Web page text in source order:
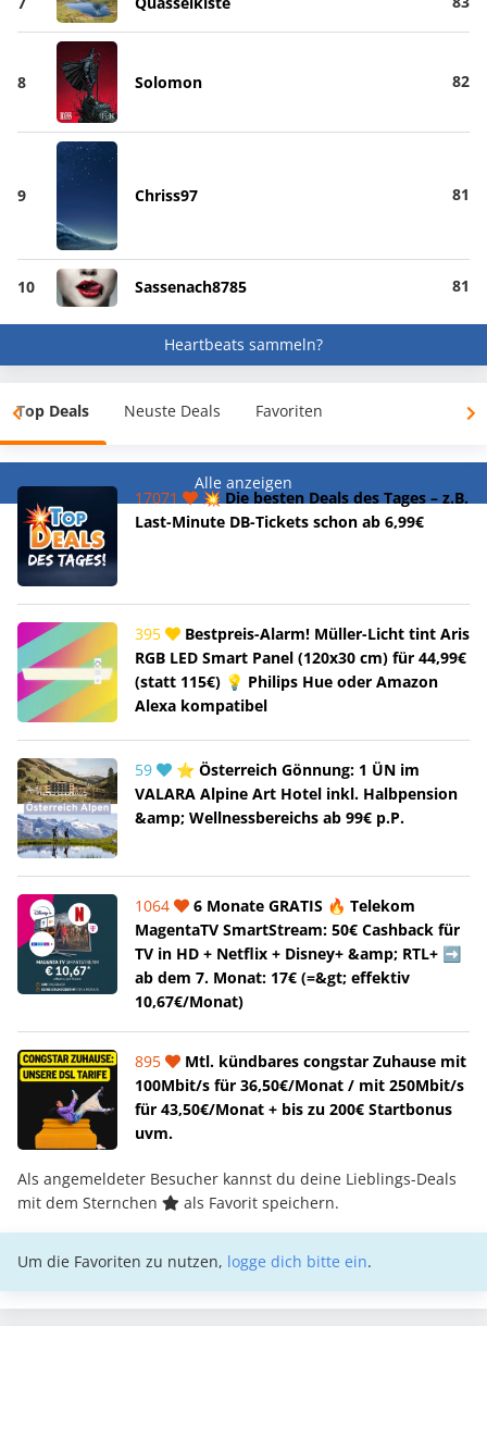
8 Solomon 82
9 Chriss97 81
10 Sassenach8785 81
Heartbeats sammeln?
Top Deals Neuste Deals Favoriten
Alle anzeigen
17071
💥 Die besten Deals des Tages – z.B.
Last-Minute DB-Tickets schon ab 6,99€
395
Bestpreis-Alarm! Müller-Licht tint Aris
RGB LED Smart Panel (120x30 cm) für 44,99€
(statt 115€) 💡 Philips Hue oder Amazon
Alexa kompatibel
59
⭐ Österreich Gönnung: 1 ÜN im
VALARA Alpine Art Hotel inkl. Halbpension
&amp; Wellnessbereichs ab 99€ p.P.
1064
6 Monate GRATIS 🔥 Telekom
MagentaTV SmartStream: 50€ Cashback für
TV in HD + Netflix + Disney+ &amp; RTL+ ➡️
ab dem 7. Monat: 17€ (=&gt; effektiv
10,67€/Monat)
895
Mtl. kündbares congstar Zuhause mit
100Mbit/s für 36,50€/Monat / mit 250Mbit/s
für 43,50€/Monat + bis zu 200€ Startbonus
uvm.
Als angemeldeter Besucher kannst du deine Lieblings-Deals
mit dem Sternchen
als Favorit speichern.
Um die Favoriten zu nutzen, logge dich bitte ein.